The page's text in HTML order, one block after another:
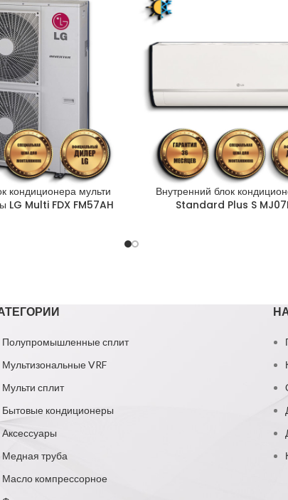
кондиционера мульти
LG Multi FDX FM57AH
Внутренний блок
Standard Plus S
Полупромышленные сплит
Мультизональные VRF
Мульти сплит
Бытовые кондиционеры
Аксессуары
Медная труба
Масло компрессорное